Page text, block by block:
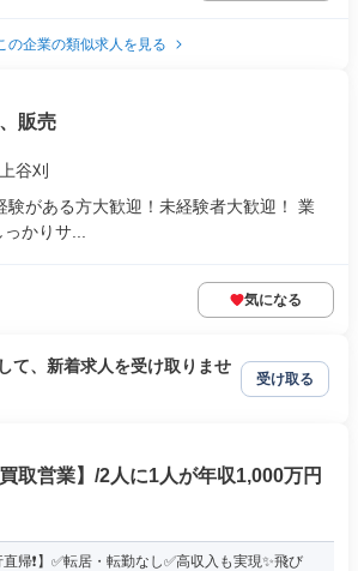
の企業の類似求人を見る
販売
谷刈
験がある方大歓迎！未経験者大歓迎！ 業
かりサ...
気になる
て、新着求人を受け取りませ
受け取る
取営業】/2人に1人が年収1,000万円
帰❗】✅転居・転勤なし✅高収入も実現✨飛び